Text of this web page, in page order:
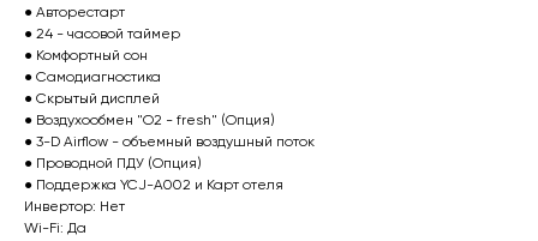
● Авторестарт
● 24 - часовой таймер
● Комфортный сон
● Самодиагностика
● Скрытый дисплей
● Воздухообмен "О2 - fresh" (Опция)
● 3-D Airflow - объемный воздушный поток
● Проводной ПДУ (Опция)
● Поддержка YCJ-A002 и Карт отеля
Инвертор: Нет
Wi-Fi: Да